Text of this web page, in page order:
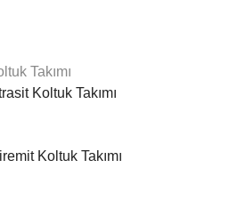
Takımı
Koltuk Takımı